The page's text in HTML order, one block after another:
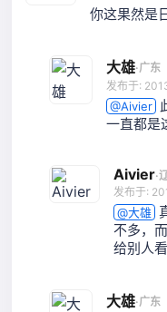
你这果然是
大雄·广东
发布于:
@Aivier
一直都是
Aivier·
发布于:
@大雄
不多，
给别人
大雄·广东